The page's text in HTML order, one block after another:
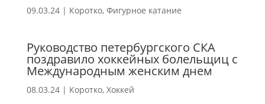
09.03.24| Коротко, Фигурное катание
Руководство петербургского СКА
поздравило хоккейных болельщиц с
Международным женским днем
08.03.24| Коротко, Хоккей